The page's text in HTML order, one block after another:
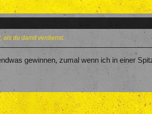
als du damit verdienst.
gewinnen, zumal wenn ich in einer